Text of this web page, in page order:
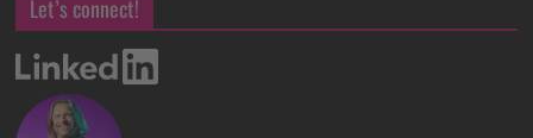
Let’s connect!